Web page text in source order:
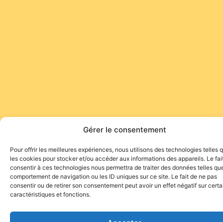
Gérer le consentement
Pour offrir les meilleures expériences, nous utilisons des technologies telles
les cookies pour stocker et/ou accéder aux informations des appareils. Le
consentir à ces technologies nous permettra de traiter des données telles
comportement de navigation ou les ID uniques sur ce site. Le fait de ne pas
consentir ou de retirer son consentement peut avoir un effet négatif sur
caractéristiques et fonctions.